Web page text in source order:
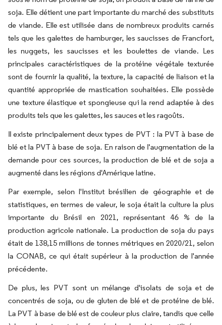
soja. Elle détient une part importante du marché des substituts
de viande. Elle est utilisée dans de nombreux produits carnés
tels que les galettes de hamburger, les saucisses de Francfort,
les nuggets, les saucisses et les boulettes de viande. Les
principales caractéristiques de la protéine végétale texturée
sont de fournir la qualité, la texture, la capacité de liaison et la
quantité appropriée de mastication souhaitées. Elle possède
une texture élastique et spongieuse qui la rend adaptée à des
produits tels que les galettes, les sauces et les ragoûts.
Il existe principalement deux types de PVT : la PVT à base de
blé et la PVT à base de soja. En raison de l'augmentation de la
demande pour ces sources, la production de blé et de soja a
augmenté dans les régions d'Amérique latine.
Par exemple, selon l'Institut brésilien de géographie et de
statistiques, en termes de valeur, le soja était la culture la plus
importante du Brésil en 2021, représentant 46 % de la
production agricole nationale. La production de soja du pays
était de 138,15 millions de tonnes métriques en 2020/21, selon
la CONAB, ce qui était supérieur à la production de l'année
précédente.
De plus, les PVT sont un mélange d'isolats de soja et de
concentrés de soja, ou de gluten de blé et de protéine de blé.
La PVT à base de blé est de couleur plus claire, tandis que celle